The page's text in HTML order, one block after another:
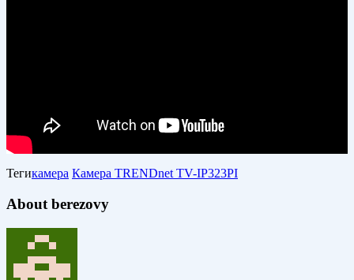
Тегикамера Камера TRENDnet TV-IP323PI
About berezovy